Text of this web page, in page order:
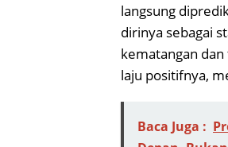
langsung
dirinya sebagai
kematangan
laju positifnya,
Baca Juga :